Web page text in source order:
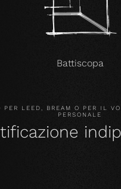
Battiscopa
PER LEED, BREAM O PER IL
PERSONALE